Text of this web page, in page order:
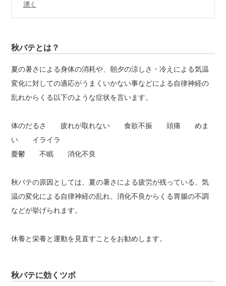
湧く
秋バテとは？
夏の暑さによる身体の消耗や、朝夕の涼しさ・冷えによる気温
変化に対しての適応がうまくいかない事などによる自律神経の
乱れからくる以下のような症状を言います。
体のだるさ 疲れが取れない 食欲不振 頭痛 めま
い イライラ
憂鬱 不眠 消化不良
秋バテの原因としては、夏の暑さによる疲労が残っている、気
温の変化による自律神経の乱れ、消化不良からくる胃腸の不調
などが挙げられます。
休養と栄養と運動を見直すことをお勧めします。
秋バテに効くツボ